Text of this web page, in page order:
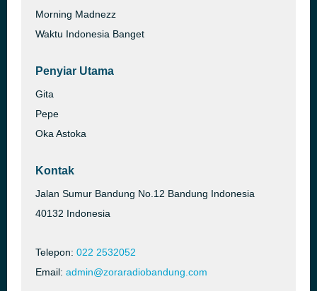
Morning Madnezz
Waktu Indonesia Banget
Penyiar Utama
Gita
Pepe
Oka Astoka
Kontak
Jalan Sumur Bandung No.12 Bandung Indonesia
40132 Indonesia
Telepon: 022 2532052
Email: admin@zoraradiobandung.com